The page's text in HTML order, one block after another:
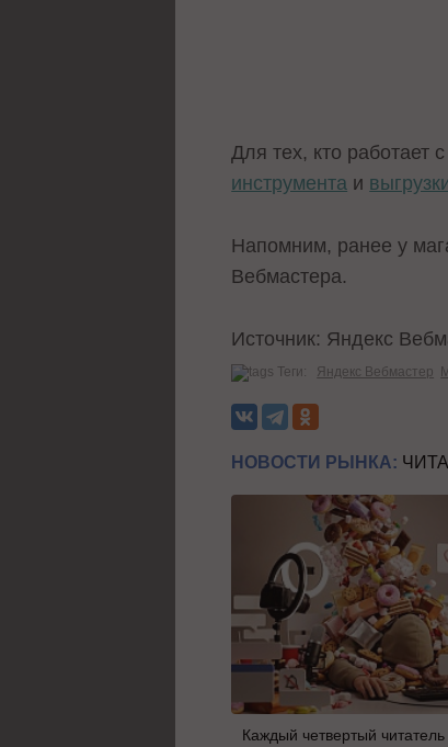
Для тех, кто работает
инструмента и
Напомним, ранее у
Вебмастера.
Источник: Яндекс
Теги: Яндекс Вебмастер
НОВОСТИ РЫНКА:
Каждый четвертый читатель